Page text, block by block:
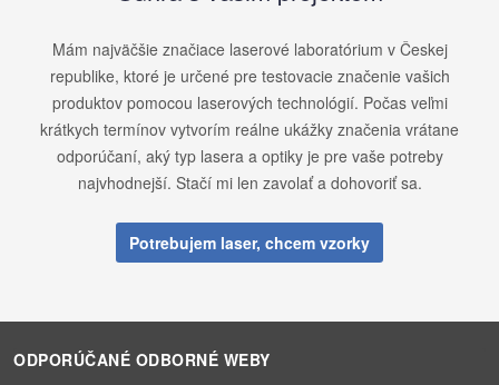
Mám najväčšie značiace laserové laboratórium v ​​Českej
republike, ktoré je určené pre testovacie značenie vašich
produktov pomocou laserových technológií. Počas veľmi
krátkych termínov vytvorím reálne ukážky značenia vrátane
odporúčaní, aký typ lasera a optiky je pre vaše potreby
najvhodnejší. Stačí mi len zavolať a dohovoriť sa.
Potrebujem laser, chcem vzorky
ODPORÚČANÉ ODBORNÉ WEBY